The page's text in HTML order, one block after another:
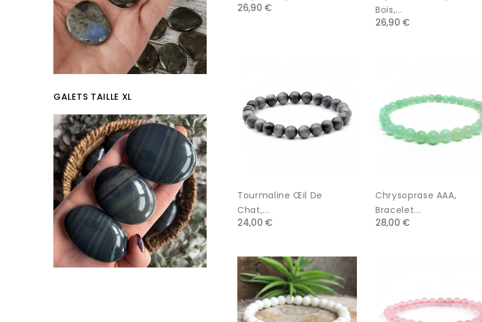
GALETS TAILLE XL
26,90 €
Bois,...
26,90 €
Tourmaline Œil De
Chat,...
24,00 €
Chrysoprase AAA,
Bracelet...
28,00 €